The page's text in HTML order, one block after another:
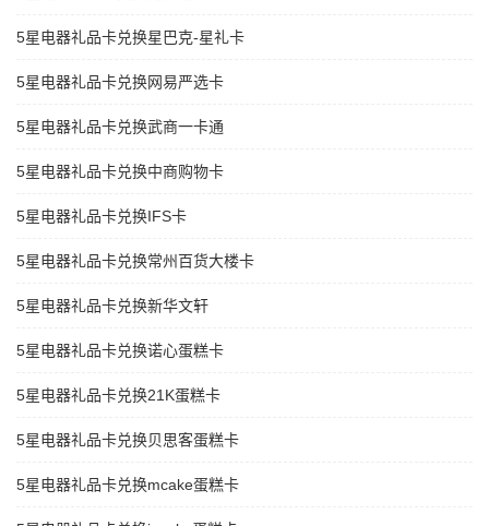
5星电器礼品卡兑换星巴克-星礼卡
5星电器礼品卡兑换网易严选卡
5星电器礼品卡兑换武商一卡通
5星电器礼品卡兑换中商购物卡
5星电器礼品卡兑换IFS卡
5星电器礼品卡兑换常州百货大楼卡
5星电器礼品卡兑换新华文轩
5星电器礼品卡兑换诺心蛋糕卡
5星电器礼品卡兑换21K蛋糕卡
5星电器礼品卡兑换贝思客蛋糕卡
5星电器礼品卡兑换mcake蛋糕卡